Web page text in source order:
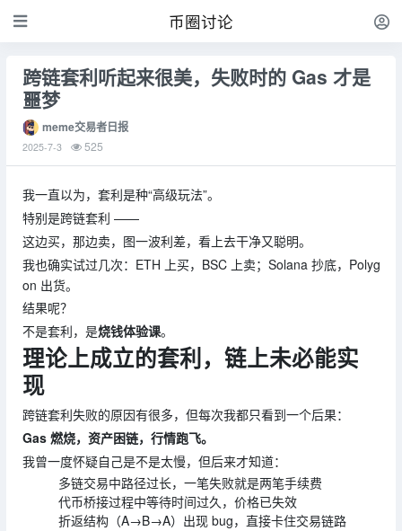
币圈讨论
跨链套利听起来很美，失败时的 Gas 才是
噩梦
meme交易者日报
2025-7-3 525
我一直以为，套利是种“高级玩法”。
特别是跨链套利 ——
这边买，那边卖，图一波利差，看上去干净又聪明。
我也确实试过几次：ETH 上买，BSC 上卖；Solana 抄底，Polyg
on 出货。
结果呢？
不是套利，是烧钱体验课。
理论上成立的套利，链上未必能实
现
跨链套利失败的原因有很多，但每次我都只看到一个后果：
Gas 燃烧，资产困链，行情跑飞。
我曾一度怀疑自己是不是太慢，但后来才知道：
多链交易中路径过长，一笔失败就是两笔手续费
代币桥接过程中等待时间过久，价格已失效
折返结构（A→B→A）出现 bug，直接卡住交易链路